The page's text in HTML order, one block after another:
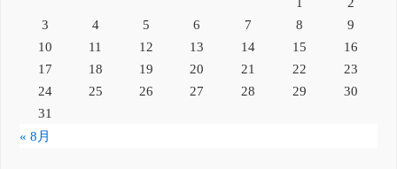
3
4 5 6 7 8
9
10
11 12 13 14 15
16
17
18 19 20 21 22
23
24
25 26 27 28 29
30
31
« 8月